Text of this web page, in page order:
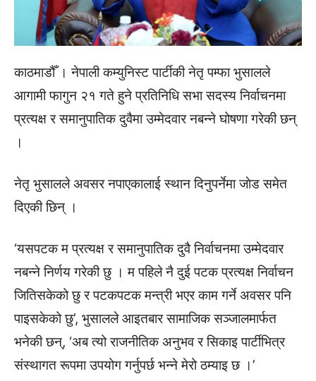
काठमाडौँ । नेपाली कम्युनिस्ट पार्टीकी नेतृ पम्फा भुसालले
आगामी फागुन २१ गते हुने प्रतिनिधि सभा सदस्य निर्वाचनमा
प्रत्यक्ष र समानुपातिक दुवैमा उम्मेदवार नबन्ने घोषणा गरेकी छन्
।
नेतृ भुसालले अवसर नपाएकालाई स्थान दिनुपर्नेमा जाेड समेत
दिएकी छिन् ।
‘यसपटक म प्रत्यक्ष र समानुपातिक दुवै निर्वाचनमा उम्मेदवार
नबन्ने निर्णय गरेकी छु । म पहिले नै दुई पटक प्रत्यक्ष निर्वाचन
जितिसकेको छु र पटकपटक मन्त्री भएर काम गर्ने अवसर पनि
पाइसकेको छु’, भुसालले आइतबार सामाजिक सञ्जालमार्फत
भनेकी छन्, ‘अब त्यो राजनीतिक अनुभव र सिकाइ पार्टीभित्र
संस्थागत रूपमा उपयोग गर्नुपर्छ भन्ने मेरो ठम्याइ छ ।’